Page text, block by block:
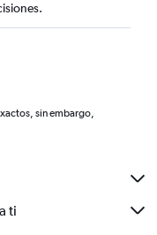
sin embargo,
ti